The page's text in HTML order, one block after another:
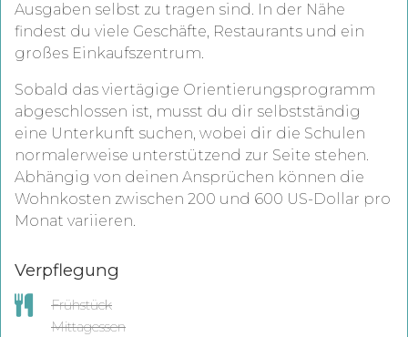
Ausgaben selbst zu tragen sind. In der Nähe
findest du viele Geschäfte, Restaurants und ein
großes Einkaufszentrum.
Sobald das viertägige Orientierungsprogramm
abgeschlossen ist, musst du dir selbstständig
eine Unterkunft suchen, wobei dir die Schulen
normalerweise unterstützend zur Seite stehen.
Abhängig von deinen Ansprüchen können die
Wohnkosten zwischen 200 und 600 US-Dollar pro
Monat variieren.
Verpflegung
Frühstück
Mittagessen